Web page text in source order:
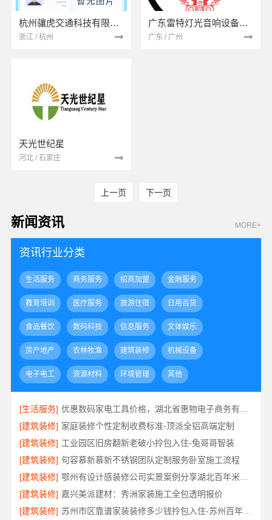
杭州骧虎交通科技有限公司
浙江 / 杭州
广东雷特灯光音响设备有限公司
广东 / 广州
天光世纪星
河北 / 石家庄
上一页 下一页
新闻资讯 MORE+
资讯行业分类
生活服务 商务服务 招商加盟 金融服务
教育培训 医疗服务 旅游住宿 日用百货
食品餐饮 数码科技 信息服务 文体娱乐
房产地产 农林牧渔 建筑装修 机械设备
电子电工 资源材料 环境管理 其他
[生活服务]
[建筑装修] 家庭装修个性定制收费标准-顶派全铝高端定制
[建筑装修] 工业园区旧房翻新老破小拎包入住-兔哥哥智装
[建筑装修] 句容慕新慕新不锈钢团队定制服务卧室施工流程
[建筑装修]
鄂州有设计感装修公司实景案例分享湖北百年米莱空间美学装饰材料有限公司
[建筑装修] 嘉兴美派建材：秀洲家装施工全包透明报价
[建筑装修]
苏州市区靠谱家装装修多少钱拎包入住-苏州百年豪庭新材料有限公司